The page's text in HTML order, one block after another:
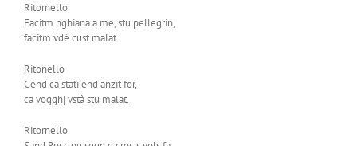
Ritornello
Facitm nghiana a me, stu pellegrin,
facitm vdè cust malat.
Ritonello
Gend ca stati end anzit for,
ca vogghj vstà stu malat.
Ritornello